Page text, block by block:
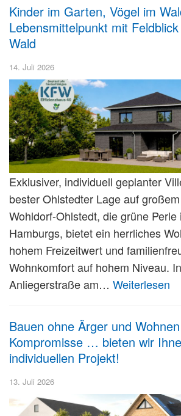
Kinder im Garten, Vögel im
Lebensmittelpunkt mit
Wald
14. Juli 2026
Exklusiver, individuell geplanter
bester Ohlstedter Lage auf
Wohldorf-Ohlstedt, die grüne Perle
Hamburgs, bietet ein herrliches
hohem Freizeitwert und
Wohnkomfort auf hohem Niveau.
Anliegerstraße am… Weiterlesen
Bauen ohne Ärger und
Kompromisse … bieten wir
individuellen Projekt!
13. Juli 2026